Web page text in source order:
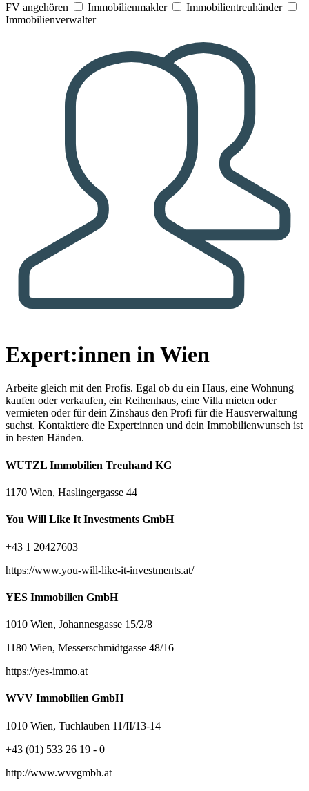
FV angehören
Immobilienmakler
Immobilientreuhänder
Immobilienverwalter
Expert:innen in Wien
Arbeite gleich mit den Profis. Egal ob du ein Haus, eine Wohnung
kaufen oder verkaufen, ein Reihenhaus, eine Villa mieten oder
vermieten oder für dein Zinshaus den Profi für die Hausverwaltung
suchst. Kontaktiere die Expert:innen und dein Immobilienwunsch ist
in besten Händen.
WUTZL Immobilien Treuhand KG
1170 Wien, Haslingergasse 44
You Will Like It Investments GmbH
+43 1 20427603
https://www.you-will-like-it-investments.at/
YES Immobilien GmbH
1010 Wien, Johannesgasse 15/2/8
1180 Wien, Messerschmidtgasse 48/16
https://yes-immo.at
WVV Immobilien GmbH
1010 Wien, Tuchlauben 11/II/13-14
+43 (01) 533 26 19 - 0
http://www.wvvgmbh.at